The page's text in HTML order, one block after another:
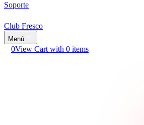
Soporte
Club Fresco
Menú
0View Cart with 0 items